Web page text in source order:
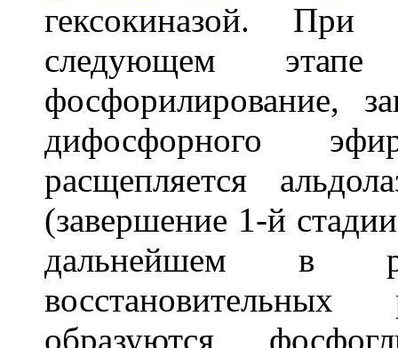
гексокиназой. При
следующем этапе
фосфорилирование,
дифосфорного
расщепляется
(завершение 1-й
дальнейшем в
восстановительных
образуются